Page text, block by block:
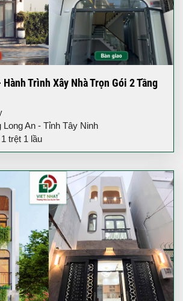
Trình Xây Nhà Trọn Gói 2 Tầng
An - Tỉnh Tây Ninh
trệt 1 lầu